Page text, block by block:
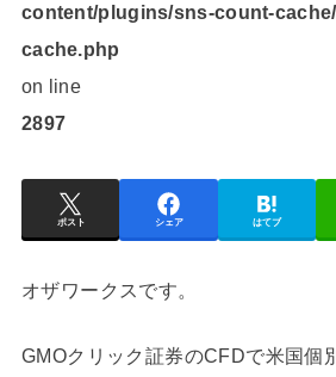
content/plugins/sns-count-
cache.php
on line
2897
ポスト シェア はてブ
オザワークスです。
GMOクリック証券のCFDで米国個